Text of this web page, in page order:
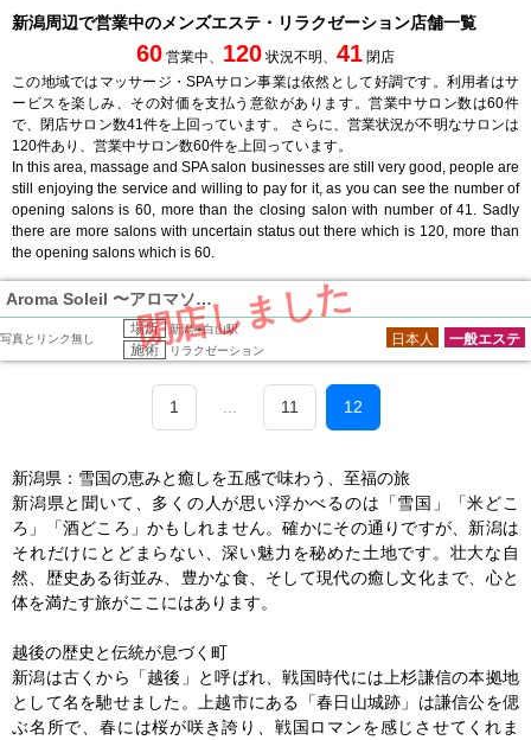
新潟周辺で営業中のメンズエステ・リラクゼーション店舗一覧
60 営業中、 120 状況不明、 41 閉店
この地域ではマッサージ・SPAサロン事業は依然として好調です。利用者はサ
ービスを楽しみ、その対価を支払う意欲があります。営業中サロン数は60件
で、閉店サロン数41件を上回っています。 さらに、営業状況が不明なサロンは
120件あり、営業中サロン数60件を上回っています。
In this area, massage and SPA salon businesses are still very good, people are
still enjoying the service and willing to pay for it, as you can see the number of
opening salons is 60, more than the closing salon with number of 41. Sadly
there are more salons with uncertain status out there which is 120, more than
the opening salons which is 60.
閉店しました
Aroma Soleil 〜アロマソレイ
写真とリンク無し
場所 新潟➠白山駅
施術 リラクゼーション
一般エステ
日本人
1 11 12
新潟県：雪国の恵みと癒しを五感で味わう、至福の旅
新潟県と聞いて、多くの人が思い浮かべるのは「雪国」「米どこ
ろ」「酒どころ」かもしれません。確かにその通りですが、新潟は
それだけにとどまらない、深い魅力を秘めた土地です。壮大な自
然、歴史ある街並み、豊かな食、そして現代の癒し文化まで、心と
体を満たす旅がここにはあります。
越後の歴史と伝統が息づく町
新潟は古くから「越後」と呼ばれ、戦国時代には上杉謙信の本拠地
として名を馳せました。上越市にある「春日山城跡」は謙信公を偲
ぶ名所で、春には桜が咲き誇り、戦国ロマンを感じさせてくれま